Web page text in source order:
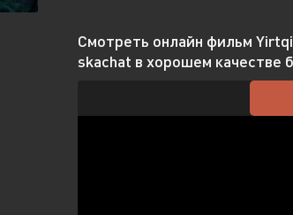
Смотреть онлайн фильм
skachat в хорошем качестве